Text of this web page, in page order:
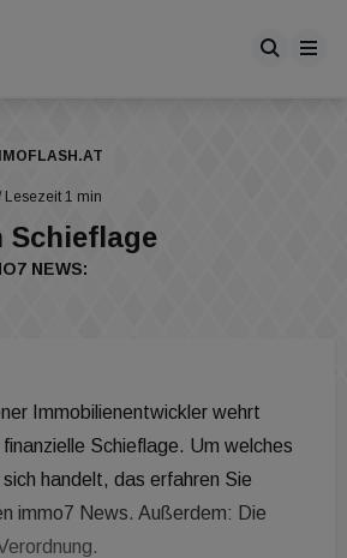
Lesezeit 1 min
Schieflage
NEWS:
Immobilienentwickler wehrt
Schieflage. Um welches
handelt, das erfahren Sie
immo7 News. Außerdem: Die